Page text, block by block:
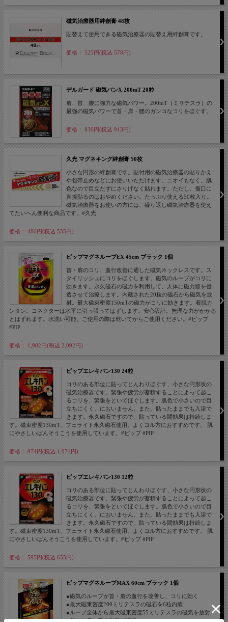
磁気治療器用絆創膏 48枚
貼替えて使用できる磁気治療器の貼替え用絆創膏です。
価格： 525円(税込 578円)
デルガード 磁気バンX 200mT 20粒
肩、首、腰に強力な磁気パワー。200mT（ミリテスラ）の
最強の磁気パワーで首・肩・腰のガンコなコリをほぐす。
価格： 830円(税込 913円)
久光 マグネキング絆創膏 50枚
小さな円形の絆創膏です。貼付用の磁気治療器の貼りかえ
や包帯止めなどにお使いいただけます。ニオイもなく、肌
色なので目立たずにさりげなく貼れます。ただし、傷口に
直接貼るのはおやめください。たっぷり使える50枚入り。
磁気治療器をお使いの方には、繰り返し磁気治療器を使え
てたいへん便利な商品です。#久光
価格： 486円(税込 535円)
ピップマグネループEX 45cm ブラック 1個
首・肩のコリ、血行改善に適した磁気ネックレスです。ス
タイリッシュにコリをほぐします。磁気のループがコリに
効きます。永久磁石の磁力を利用して、人体に磁力線を侵
透させて治療します。内蔵された20粒の磁石から磁気を放
射。最大磁束密度150mTの磁力がコリに効きます。着脱カ
ンタン。コネクターは水平に引っ張ってはずします。安心設計。無理な力がかかる
とはずれます。水洗い可能。ご使用の際は乾いてからご使用ください。#ピップ
#PIP
価格： 1,902円(税込 2,092円)
ピップエレキバン130 24粒
コリのある部位に貼ってじんわりほぐす、小さな円形状の
磁気治療器です。緊張や疲労が蓄積することによって起こ
るコリを、緊張をといてほぐします。肌色で小さいので目
立ちにくく、においません。また、貼ったままでも入浴で
きます。永久磁石ですので、貼っている間効果は持続しま
す。磁束密度130mT。フェライト永久磁石使用。よくコル方におすすめです。 肌
にやさしいばんそうこうを使用しています。#ピップ #PIP
価格： 974円(税込 1,071円)
ピップエレキバン130 12粒
コリのある部位に貼ってじんわりほぐす、小さな円形状の
磁気治療器です。緊張や疲労が蓄積することによって起こ
るコリを、緊張をといてほぐします。肌色で小さいので目
立ちにくく、においません。また、貼ったままでも入浴で
きます。永久磁石ですので、貼っている間効果は持続しま
す。磁束密度130mT。フェライト永久磁石使用。よくコル方におすすめです。 肌
にやさしいばんそうこうを使用しています。#ピップ #PIP
価格： 595円(税込 655円)
ピップマグネループMAX 60cm ブラック 1個
●磁気のループが首・肩の血行を改善し、コリに効く
●最大磁束密度200ミリテスラの磁石を6粒内蔵
●ループ全体から最大磁束密度55ミリテスラの磁気を放射
●首から肩に広く磁気が浸透